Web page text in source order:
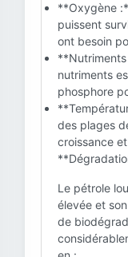
**Oxygène
puissent
ont besoin
nutriments
phosphore
des plages
croissance
Le pétrole
élevée et
de